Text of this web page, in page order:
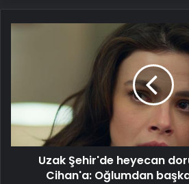
Cihan'a:
kimsem
Uzak Şehir'de heyecan
Cihan'a: Oğlumdan